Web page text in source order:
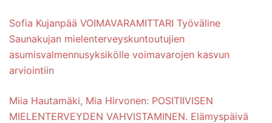
Sofia Kujanpää VOIMAVARAMITTARI Työväline
Saunakujan mielenterveyskuntoutujien
asumisvalmennusyksikölle voimavarojen kasvun
arviointiin
Miia Hautamäki, Mia Hirvonen: POSITIIVISEN
MIELENTERVEYDEN VAHVISTAMINEN. Elämyspäivä